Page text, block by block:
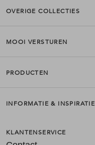
OVERIGE COLLECTIES
MOOI VERSTUREN
PRODUCTEN
INFORMATIE & INSPIRATIE
KLANTENSERVICE